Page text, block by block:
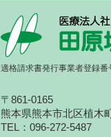
適格請求書発行事業者登録
〒861-0165
熊本県熊本市北区植木
TEL：096-272-5487